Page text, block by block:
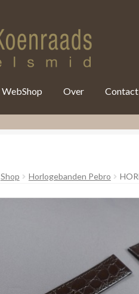
WebShop Over Contact
Shop Horlogebanden Pebro